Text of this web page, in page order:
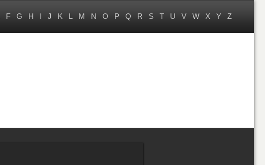
F G H I J K L M N O P Q R S T U V W X Y Z